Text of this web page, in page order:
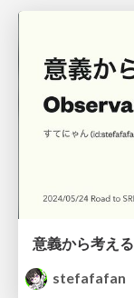
意義から考え
stefafafan